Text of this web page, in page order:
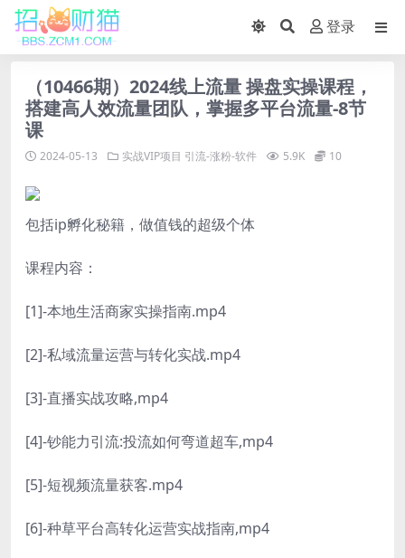
登录
（10466期）2024线上流量 操盘实操课程，
搭建高人效流量团队，掌握多平台流量-8节
课
2024-05-13 实战VIP项目 引流-涨粉-软件 5.9K 10
包括ip孵化秘籍，做值钱的超级个体
课程内容：
[1]-本地生活商家实操指南.mp4
[2]-私域流量运营与转化实战.mp4
[3]-直播实战攻略,mp4
[4]-钞能力引流:投流如何弯道超车,mp4
[5]-短视频流量获客.mp4
[6]-种草平台高转化运营实战指南,mp4